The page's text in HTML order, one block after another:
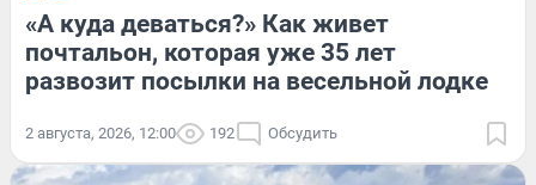
«А куда деваться?» Как живет
почтальон, которая уже 35 лет
развозит посылки на весельной лодке
2 августа, 2026, 12:00 192 Обсудить